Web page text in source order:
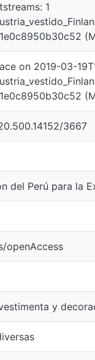
1
on 2019-03-
3667
del Perú para la
openAccess
y